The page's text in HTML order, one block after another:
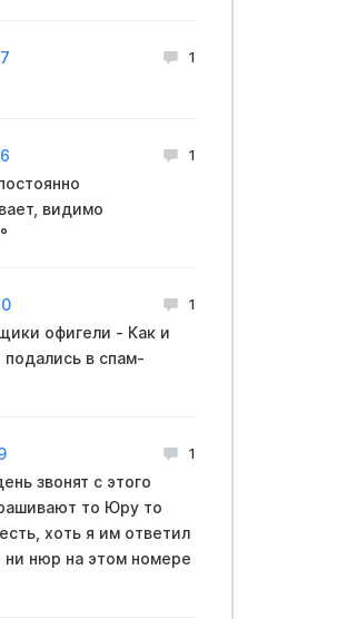
1
1
видимо
1
офигели - Как и
подались в спам-
1
звонят с этого
то Юру то
хоть я им ответил
ни нюр на этом номере